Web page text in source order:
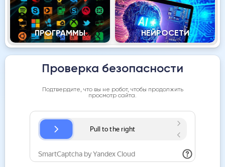
ПРОГРАММЫ НЕЙРОСЕТИ
Проверка безопасности
Подтвердите, что вы не робот, чтобы продолжить
просмотр сайта.